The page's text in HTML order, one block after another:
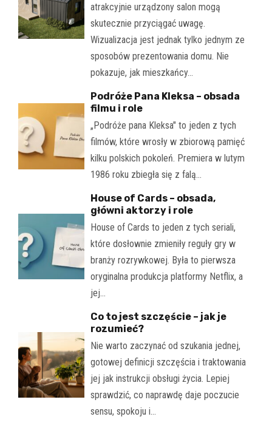
atrakcyjnie urządzony salon mogą
skutecznie przyciągać uwagę.
Wizualizacja jest jednak tylko jednym ze
sposobów prezentowania domu. Nie
pokazuje, jak mieszkańcy…
Podróże Pana Kleksa – obsada
filmu i role
„Podróże pana Kleksa" to jeden z tych
filmów, które wrosły w zbiorową pamięć
kilku polskich pokoleń. Premiera w lutym
1986 roku zbiegła się z falą…
House of Cards – obsada,
główni aktorzy i role
House of Cards to jeden z tych seriali,
które dosłownie zmieniły reguły gry w
branży rozrywkowej. Była to pierwsza
oryginalna produkcja platformy Netflix, a
jej…
Co to jest szczęście – jak je
rozumieć?
Nie warto zaczynać od szukania jednej,
gotowej definicji szczęścia i traktowania
jej jak instrukcji obsługi życia. Lepiej
sprawdzić, co naprawdę daje poczucie
sensu, spokoju i…